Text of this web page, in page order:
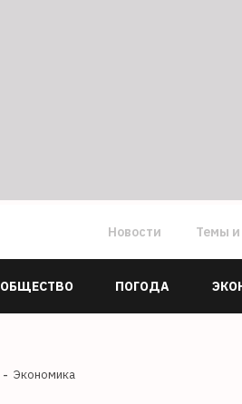
Новости Темы и
ОБЩЕСТВО ПОГОДА
Экономика